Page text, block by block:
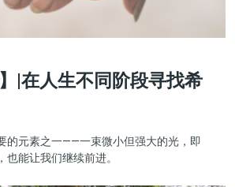
|在人生不同阶段寻找希
的元素之一——一束微小但强大的光，即
能让我们继续前进。